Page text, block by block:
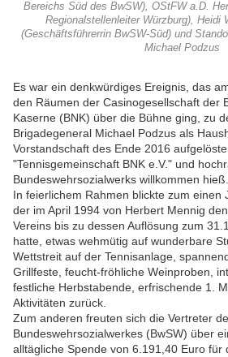
Bereichs Süd des BwSW), OStFW a.D.
Regionalstellenleiter Würzburg), Heidi
(Geschäftsführerrin BwSW-Süd) und
Michael Podzus
Es war ein denkwürdiges Ereignis, das
den Räumen der Casinogesellschaft der
Kaserne (BNK) über die Bühne ging, zu
Brigadegeneral Michael Podzus als
Vorstandschaft des Ende 2016
"Tennisgemeinschaft BNK e.V." und
Bundeswehrsozialwerks willkommen hieß.
In feierlichem Rahmen blickte zum einen
der im April 1994 von Herbert Mennig
Vereins bis zu dessen Auflösung zum
hatte, etwas wehmütig auf wunderbare
Wettstreit auf der Tennisanlage,
Grillfeste, feucht-fröhliche Weinproben,
festliche Herbstabende, erfrischende 1.
Aktivitäten zurück.
Zum anderen freuten sich die Vertreter
Bundeswehrsozialwerkes (BwSW) über
alltägliche Spende von 6.191,40 Euro für